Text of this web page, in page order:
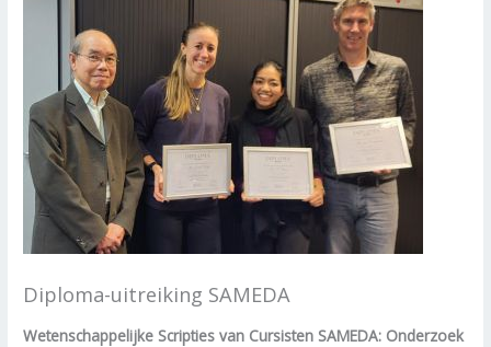
Diploma-uitreiking SAMEDA
Wetenschappelijke Scripties van Cursisten SAMEDA: Onderzoek